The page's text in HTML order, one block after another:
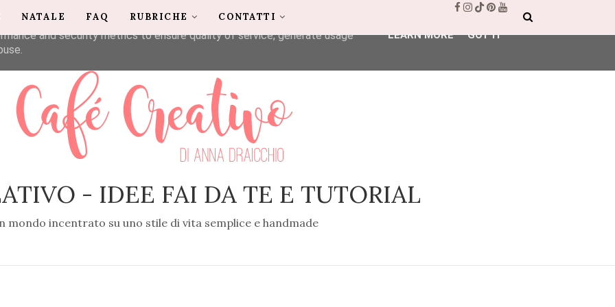
- IDEE FAI DA TE E TUTORIAL
mondo incentrato su uno stile di vita semplice e handmade
NATALE FAQ RUBRICHE CONTATTI
its services and to analyze traffic. Your IP address and user-agent
and security metrics to ensure quality of service, generate usage
LEARN MORE GOT IT